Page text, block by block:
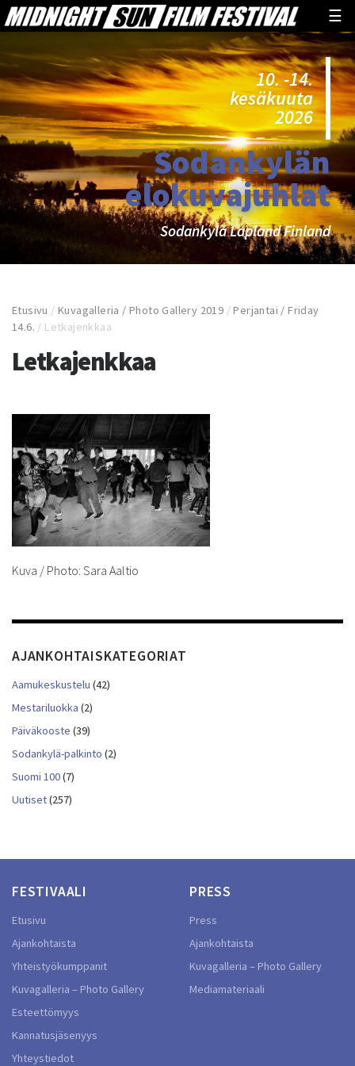
☰
10. -14.
kesäkuuta
2026
Sodankylän
elokuvajuhlat
Sodankylä Lapland Finland
Etusivu /Kuvagalleria / Photo Gallery 2019 /Perjantai / Friday
14.6. / Letkajenkkaa
Letkajenkkaa
Kuva / Photo: Sara Aaltio
AJANKOHTAISKATEGORIAT
Aamukeskustelu (42)
Mestariluokka (2)
Päiväkooste (39)
Sodankylä-palkinto (2)
Suomi 100(7)
Uutiset(257)
FESTIVAALI
Etusivu
Ajankohtaista
Yhteistyökumppanit
Kuvagalleria – Photo Gallery
Esteettömyys
Kannatusjäsenyys
Yhteystiedot
PRESS
Press
Ajankohtaista
Kuvagalleria – Photo Gallery
Mediamateriaali